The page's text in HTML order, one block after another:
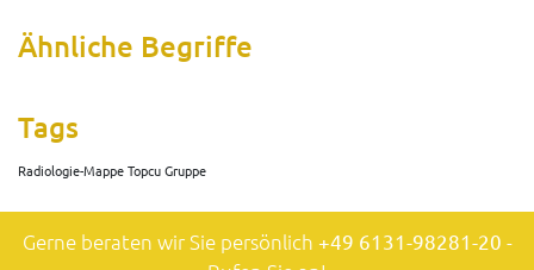
Ähnliche Begriffe
Tags
Radiologie-Mappe Topcu Gruppe
Gerne beraten wir Sie persönlich +49 6131-98281-20 -